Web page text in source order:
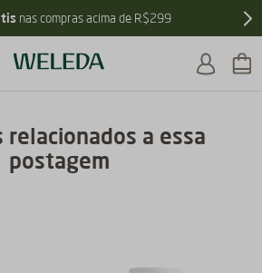
nas compras acima de R$299
relacionados a essa
postagem